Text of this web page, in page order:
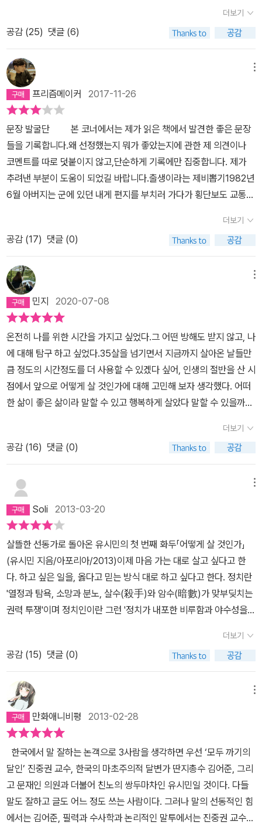
패배한 것이 아니다. 대한민국은 옳은 방향으로 진화하고 있다. 그러
면 좋겠다.(p.258~259) 이 책에서도 유시민은 자유주의자답게 모
든 문제에 대해서 개인을 사유와 행위의 주체로 놓고 생각한다. 모든
형태의 집단주의적 강제를 배격한다. 국가든 사회든 관습이든 종교든
이념이든, 인간이 그 무엇인가에 예속되는 것을 받아들이지 않는다.
존 스튜어트 밀의 <자유론>을 철학적 사유의 기초로 삼는 그는 스스
박하고 탄압하려는 모든 종류의 전체주의 사상과 비타협적으로 싸운
다. 공산주의자 폴 포트가 이끈 크메르 루주와 종교개혁가 장 칼뱅의
전체주의 독재를 날카롭게 비판한 대목들은 매우 전투적인 자유주의
자인 저자 유시민의 사상적 면모를 새삼 확인해 준다. 무시무시한 폭
고상했다. 그가 모든 ‘죄인’에 대해 냉혹했던 것은 악과 싸우기 위해서
였다. ‘하나님의 명예’를 드높이기 위해서는 도덕적 품성을 길러야 하
를 밀고나가는 것이 하나님이 자기에게 부여한 의무라고 믿었다. 그
리고 자신이 가진 신학적 정치적 견해에는 오류가 없다고 확신했다.
장 칼뱅은 현란한 신학 이론으로 무장한 광신자였다. 타인의 고통에
감응하지 못했을 뿐만 아니라 아무 죄책감도 느끼지 않은 채 수많은
사람을 고문하고 죽였다. 이런 사람을 가리켜 정신과 심리학자들은
‘사이코패스’라고 한다. 장 자크 루소가 나타나 칼뱅의 공포정치를 완
전히 끝내는 사상의 혁명을 이룰 때까지 제네바 시민들은 무려 2백
년 동안 자유와 개성과 다양성이 사라진 무덤 속에서 삶의 의미와 환
희를 빼앗긴 채 살아야 했다.(p.275) 폴 포트는 그리 길지 않았던 집
50만 명을 죽음의 심연으로 몰아넣었다. 정확한 통계가 없으니 이것
은 어디까지나 추정치일 뿐이다. ‘킬링필드’라는 이름이 붙은 크메르
루즈 정권의 대학살은 단순히 많은 사람을 잔인하게 죽인 사건이 아
니다. 그것은 아름다운 이상 또는 강철 같은 신념을 폭력적 방법과 결
합함으로써 일어난 국가범죄였다. 1975년 미국의 지원을 받던 군부
정권을 전복하고 정권을 장악한 크메르 루주는 완전히 평등한 세상을
만든다는 목표 아래 인간을 ‘개조’하려 했다. 이를 위해 사유 재산과
가족, 자본주의적 기업, 자본주의와 관련이 있다고 여겨지는 모든 형
태의 문화 양식을 철저히 파괴했다. ‘인간 개조’를 방해한다고 판단하
면 누구든 다 죽였다. 일차적인 숙청 대상은 예전 정권의 권력기구에
종사했던 관료, 공무원, 경찰, 자본주의 경제체제와 관련된 기업인과
기술자들, 그리고 의사와 교사 등 중산층 지식인들이었다. 안경을 쓰
거나 글을 읽을 줄 안다는 이유만으로 총살당한 사람도 숱하게 많았
다. 크메르 루주 정권은 1백만이 넘던 수도 프놈펜 주민들을 모두 농
촌 집단 농장으로 이주시켰다. 환자와 노인, 어린이와 임산부도 예외
가 아니었다. 농촌에는 생활 기반시설이 없었다. 아무 준비 없는 대규
모 강제 이주는 질병과 굶주림으로 인한 떼죽음으로 이어졌다. 도시
는 텅 비어 폐허가 되었고 농촌은 ‘킬링필드’로 변했다.(p.269~27
실패하지 않았다고 서두부터 이야기하고 싶었다.2003년도 국회의
원이 당선이 되어 국회 첫 등원해서 의원 선서할 때, 그는 캐주얼 정장
에 백바지의 기억이 뚜렸하게 각인이 되었음을 기억한다. 국회 모독
이라며 동료 의원들이 소리 지를 때, 뉴스에서 비친 그의 모습은 의외
로 신선하게 다가왔다. '오. 웬걸! 저 사람 딱 내 스타일인데!!'라는 생
각이 먼저 스쳤을 만큼 강한 인상을 심어 주었다. '틀림이 아니라 다
름'에서 신선한 바람을 일으킬 것만 같았기 때문이다. 사실은 그러하
다. 국회를 모독했다는 듯이 볼썽사납다는 야유와 함께 딱딱한 정치
판에서 그의 의상에 대한 일탈(기존 정장에서의 일탈)이 내가 보기엔
즐거워 보였다. 사실 국회법 어디에서 국회 출입시에 정장만 입어야
출입이 가능하다는 조항이나 국회의원의 의관 정식 규정이라는 규칙
이라고 있다면 그곳에 국회의원은 반드시 정장을 입어야 한다는 조항
도 어디에도 없는 걸로 알고 있다. 복식 규정이 없다는 말이다. 정치란
그저 엄숙하고 근엄해야 한다는 그 특유의 선민의식과 엘리트 의식,
니? 난 개인적으로 백바지 안 백구두가 더 어울린다고까지' 한술 더
뜬 생각도 들었다. 분명히 하자. 그는 ''틀린(법률적으로도) 게 아니라
다른 거''였다. 예를 들어 그가 국회에 나갈 때 팬티 바람으로 나갔다
면 엄밀히는 민법상 풍속법의 경범죄 단속 대상이 될 수도 있을지는
모르지만, 이건 위법도 아니고 불법도 아니며 더구나 누군가에게 재
산적으로나, 신체적 위해를 가하는 나쁜 짓도 아니다. 그런데 모독했
다고 난리였다. 단지 국회라는 이미지 혹은 그 체면에 백바지로 인해
서 손상된 관념적 손해를 입었다는 기분일 뿐이다.백바지가 누군가에
게 생명의 위협이라도 되었던가. 혹은 백바지가 국회 의정 활동에 심
에서도 찾아 볼 수가 없었다. 간혹 미국이나 기타 다른 나라의 국회에
서 근무복장이 티셔츠에 청바지 차림으로 국정을 돌보는 것을 보면
서 우리나라 사람들이 국회에서는 반드시 정장이 아니면 안 된다는
중대한 이유를 가진 인식의 차이는 과연 무엇일까라는 차원에서 접근
해 본다면 아주 재미나는 인간의 심리적 행태적인 물음이 앞선다. 그
럴지도 모른다. 의전적인 행위에 첫 번째가 의복에 대한 상징성이 더
하였다면 그의 다소간의 일탈이 야유가 아니라 신선하게 받아들여진
나의 성격도 알게 모르게 질타보다는 박수를 보낸 생각이 떠올랐
다. 하기야 이 나라가 어떤 나라인가? 국호와 정권과 나라의 시스템
이 바꿨다고는 하지만, 조선 500년 동안의 기득권을 가진 양반님네
들이야 한여름에도 두루마기와 도포를 입고 땀을 흘려야 했던 격식과
체면이 목숨보다도 중요한 가치적인 관념이 아직도 곳곳에 승계되어
들도 국회의 가식적인 권위와 격식과 체면 앞에서 감히 백바지를 입
고 나타났다는 정형화된 오래된 바위 같은 사고의 그 틀을 깨어지지
가 못 했던 것이 아니고서야 달리 설명할 방법이 없다. 맹신적인 믿음
이나 의문을 달지 못하는 맹목화된 가치와 사고는 논리적인 힘이 발
휘하지 못하는 경우도 비일비재한 것이고 보면 국회라도 달리 말할
것도 못된다. 아무리 합리적인 이유로 논쟁한다 하더라도 굳어버린
인식은 지구의 중량만큼이나 무겁고도 견고하다. 그런데 이 무거운
인식의 믿음을 깨라는 것은 아마도 양반의 격식과 체면 때문에 생사
조차 거부한 가치와 견줄 수 있을까라는 의구심을 가지기 이렇게 어
려운 것일까? 나이가 들수록 격식은 깨어지지 않는 것이 아니라 더욱
더 공고히 되고 나이가 들수록 믿음이 회의하는 것이 아니라 석고처
럼 딱딱히 굳어져 간다는 고대 철학자의 선구적인 격언이 오늘날에도
더보기
공감 (25) 댓글 (6)
프리즘메이커 2017-11-26
문장 발굴단 본 코너에서는 제가 읽은 책에서 발견한 좋은 문장
들을 기록합니다.왜 선정했는지 뭐가 좋았는지에 관한 제 의견이나
코멘트를 따로 덧붙이지 않고,단순하게 기록에만 집중합니다. 제가
추려낸 부분이 도움이 되었길 바랍니다.출생이라는 제비뽑기1982년
6월 아버지는 군에 있던 내게 편지를 부치러 가다가 횡단보도 교통사
다. 그 편지는 내게 배달되지도, 사고 현장에서 발견되지도 않았다. p.
296막연히 내 인생, 내 소신대로 산다고 생각했는데, 하나씩 짚어보
니 의외로 나의 성격,가치관, 생활 방식,취향이 생물학적 문화적으로
가족사의 영향을 강하게 받았다는 사실을 깨달았기 때문이다. p.300
찬 이성 더운 가슴유물론은 인간 정신의 존재를 부정하지 않는다. 다
만 인간의 정신과는 무관하게 물질세계가 존재하며, 정신 역시 물질
의 운동이 만들어낸 것이라고 주장할 뿐이다. p.92일반적으로 철학
적 죽음은 생물학적 죽음과 동시에 일어난다. 그런데 자아 정체성을
상실한 중증 치매 환자의 경우처럼 철학적으로는 사망하였지만, 생물
학적 의학적 법률적으로는 살아 있는 사람도 있다. p.94옳은 일을 필
요할 때 친절하게재단 업무 혁신을 추진하면서 그 사람들을 충분히
존중하지 않았다. 필요하고 옳은 일을 하는 것만 생각했을 뿐, 그 일을
친절하게 하지 않았다. 좋은 혁신 아이디어와 제도 개선책을 만든다
고 해서 혁신을 성공시킬 수 있는 것은 아니다. 변화를 거부하는 기득
정부 국무위원으로 일하면서 나는 똑같은 실패를 다시 겪었다. p.182
기적을 일으키는 거울뉴런맹자의 측은지심과 다윈의 '본능적 동정
심'은 같은 것이다. p.247유복한 집안의 머리 좋은 도련님이었던 카
를 마르크스와 프리드리히 엥겔스가 「공산당 선언」을 쓴 것도 바로 이
본능 때문이었다고 생각한다. p.245
더보기
공감 (17) 댓글 (0)
민지 2020-07-08
온전히 나를 위한 시간을 가지고 싶었다.그 어떤 방해도 받지 않고, 나
에 대해 탐구 하고 싶었다.35살을 넘기면서 지금까지 살아온 날들만
큼 정도의 시간정도를 더 사용할 수 있겠다 싶어, 인생의 절반을 산 시
점에서 앞으로 어떻게 살 것인가에 대해 고민해 보자 생각했다. 어떠
한 삶이 좋은 삶이라 말할 수 있고 행복하게 살았다 말할 수 있을까?
삶이 고귀하고 품격있는 삶인지 그의 생각을 통해 내 자신을 되돌아
보고 성찰 할 수 있는 시간이 되었다고 생각된다. 유시민 작가는 놀고
일하고 사랑하고 연대하면서 기쁜 삶을 찾아나서는 삶을 살아가라고
말한다. 앞의 3가지-내가 하고 싶은 일을 하며 놀고, 일하고 사랑하며
사는 삶에 대해선 많이 생각해 봤지만 연대하는 삶이 무엇인지 쉽게
와닿지 않았다. 연대가 뭘까 하는 궁금증으로 한페이지 한페이지를
넘기다 후반부에 다달을 수록 연대는일, 놀이, 사랑고과 더불어 삶을
의미 있고 존엄하고 품격있게 만드는 제4원소라는 그의 글을 읽고 깊
게 공감했다.나는 나의 정치 성향을 드러내는 것을 그리 좋아 하는 편
은 아니지만 김대중 노무현 문제인 정당을 지지하는 진보 성향의 사
람이다. 특히 유시민작가와 조국장관의 행보를 보며, 소위 말해 특권
층도 그들이 가진 것을 나누고 더불어 살아가는 사회를 만들고자 하
는 의지를 보았고 깊은 감동을 받았다. 사람들은 흔하게 진보정당과
보수정당을 자본주의 체제로 이분화해 생각하곤 하지만 그가 생각하
타인의 복지에 대한 진정한 관심과, 타인의 복지를 위해 사적 자원의
많은 부분을 내놓는 자발성이라고 했다. 맹자가 이야기한 인간 본연
의 심성인 측은지심을 행동으로 보여 주는 삶, 기쁨과 고통을 함께 느
끼며 연대 하는 삶이 있을때 비로서 존엄하고 품격있는 삶을 살 수 있
음을 배웠다. 태어나 삶을 시작한 것은 나의 선택이 아니지만 그 삶을
어떠한 방식으로 살아갈 것인지는 내가 결정하고 행동할 수 있다. 나
에게 얼마의 시간이 남아 있을지는 모르겠지만 나에게 주어진 삶을
제대로 살면서 잘 준비해 나가고 싶다. 내가 사랑하는 사람들과 함께
사명감을 주고 좋아하는 일을 하면서 신나게 즐기고 그들과 연대하며
더보기
공감 (16) 댓글 (0)
Soli 2013-03-20
살뜰한 선동가로 돌아온 유시민의 첫 번째 화두「어떻게 살 것인가」
(유시민 지음/아포리아/2013)이제 마음 가는 대로 살고 싶다고 한
다. 하고 싶은 일을, 옳다고 믿는 방식 대로 하고 싶다고 한다. 정치란
'열정과 탐욕, 소망과 분노, 살수(殺手)와 암수(暗數)가 맞부딪치는
권력 투쟁'이며 정치인이란 그런 '정치가 내포한 비루함과 야수성을
복하지 않았고, 앞으로도 직업정치인으로는 살지 않겠다고 선언했
다. 그 때문일까? 유시민은 이 책 <어떻게 살 것인가>에서, 정치인으
로 펴낸 지난 10년 간의 책들과 달리 사회적으로 민감한 이슈에도, 도
덕적 딜레마에도 개의치 않고 용감하게 발언했다. 그런가 하면, 정치
인이 되기 전 '지식 소매상'으로 펴냈던 책들의 단단한 사유와 닮았으
되, 훨씬 담백한 언어엔 숙련된 겸손마저 배어 있다. 정치인 유시민은
자유인으로의 복귀를 선언했으나, 이전 지식 소매상으로 활약하던 때
의 유시민과는 또 달랐다. 그는 청춘을 다독이되 다그쳤고, '40대' 중
년의 마음을 위로하되 충동했다. 하고 싶은 것을 하라고, 다만 옳은 방
식으로, 그리고 뜨거운 마음으로 연대하여 더불어 세상을 바꾸자고,
그는 이제 55세의 살뜰한 선동가였다.나는 행복하지 않았다열아홉
살의 유시민은 '도전하지도 않고 좌절한 현실주의자'였다. 아버지는
더보기
공감 (15) 댓글 (0)
만화애니비평 2013-02-28
한국에서 말 잘하는 논객으로 3사람을 생각하면 우선 ‘모두 까기의
달인’ 진중권 교수, 한국의 마초주의적 달변가 딴지총수 김어준, 그리
고 문재인 의원과 더불어 친노의 쌍두마차인 유시민일 것이다. 다들
말도 잘하고 글도 어느 정도 쓰는 사람이다. 그러나 말의 선동적인 힘
에서는 김어준, 필력과 수사학과 논리적인 말투에서는 진중권 교수이